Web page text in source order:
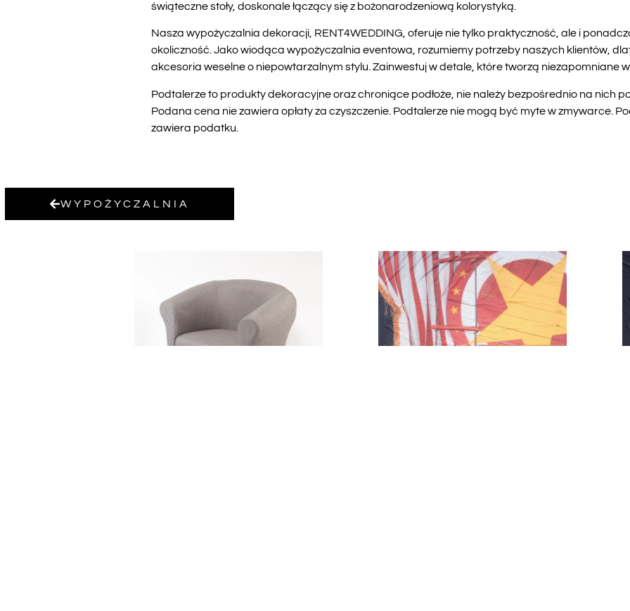
świąteczne stoły, doskonale łączący się z bożonarodzeniową kolorystyką.
Nasza wypożyczalnia dekoracji, RENT4WEDDING, oferuje nie tylko praktyczność, ale i
okoliczność. Jako wiodąca wypożyczalnia eventowa, rozumiemy potrzeby naszych klientów,
akcesoria weselne o niepowtarzalnym stylu. Zainwestuj w detale, które tworzą niezapomniane
Podtalerze to produkty dekoracyjne oraz chroniące podłoże, nie należy bezpośrednio na nich
Podana cena nie zawiera opłaty za czyszczenie. Podtalerze nie mogą być myte w zmywarce.
zawiera podatku.
WYPOŻYCZALNIA